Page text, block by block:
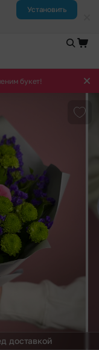
Установить
букет!
доставкой